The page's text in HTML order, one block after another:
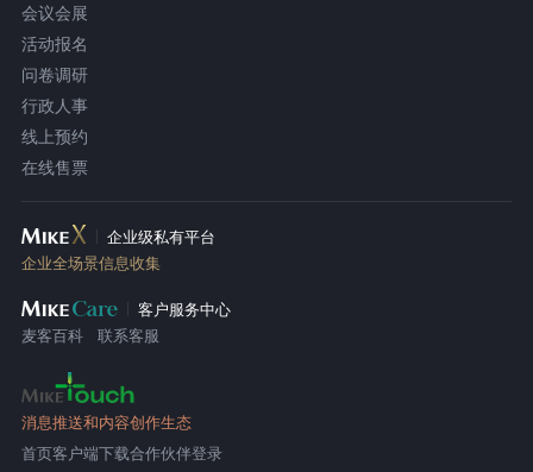
会议会展
活动报名
问卷调研
行政人事
线上预约
在线售票
企业级私有平台
企业全场景信息收集
客户服务中心
麦客百科
联系客服
消息推送和内容创作生态
首页客户端下载合作伙伴登录